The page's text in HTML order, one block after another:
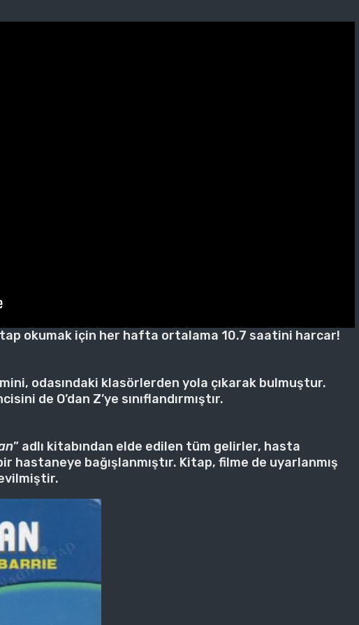
okumak için her hafta ortalama 10.7 saatini harcar!
odasındaki klasörlerden yola çıkarak bulmuştur.
de O’dan Z’ye sınıflandırmıştır.
” adlı kitabından elde edilen tüm gelirler, hasta
hastaneye bağışlanmıştır. Kitap, filme de uyarlanmış